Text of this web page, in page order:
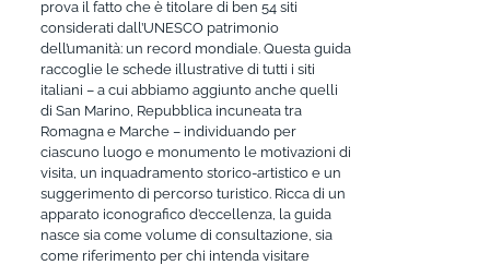
prova il fatto che è titolare di ben 54 siti
considerati dall’UNESCO patrimonio
dell’umanità: un record mondiale. Questa guida
raccoglie le schede illustrative di tutti i siti
italiani – a cui abbiamo aggiunto anche quelli
di San Marino, Repubblica incuneata tra
Romagna e Marche – individuando per
ciascuno luogo e monumento le motivazioni di
visita, un inquadramento storico-artistico e un
suggerimento di percorso turistico. Ricca di un
apparato iconografico d’eccellenza, la guida
nasce sia come volume di consultazione, sia
come riferimento per chi intenda visitare